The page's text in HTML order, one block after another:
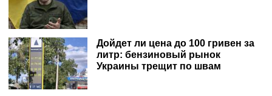
Дойдет ли цена до 100 гривен за
литр: бензиновый рынок
Украины трещит по швам